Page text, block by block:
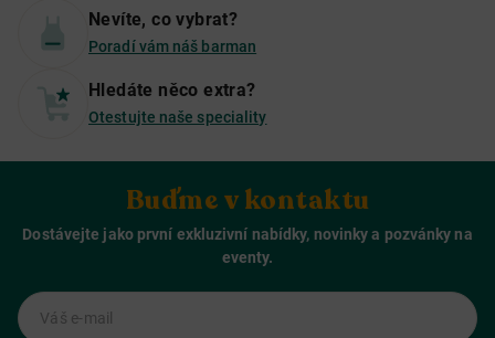
Nevíte, co vybrat?
Poradí vám náš barman
Hledáte něco extra?
Otestujte naše speciality
Buďme v kontaktu
Dostávejte jako první exkluzivní nabídky, novinky a pozvánky na
eventy.
Váš e-mail